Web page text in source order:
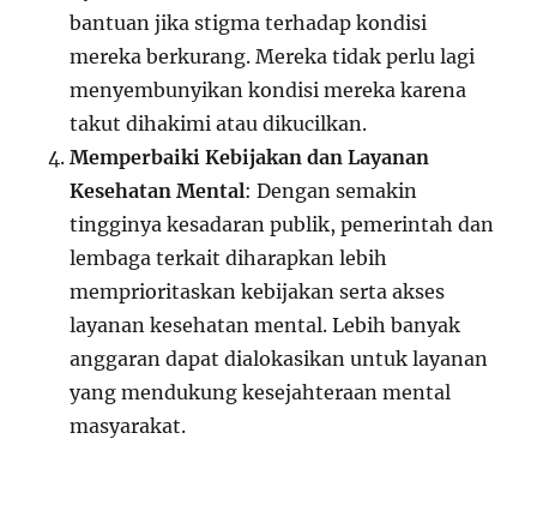
bantuan jika stigma terhadap kondisi
mereka berkurang. Mereka tidak perlu lagi
menyembunyikan kondisi mereka karena
takut dihakimi atau dikucilkan.
Memperbaiki Kebijakan dan Layanan
Kesehatan Mental: Dengan semakin
tingginya kesadaran publik, pemerintah dan
lembaga terkait diharapkan lebih
memprioritaskan kebijakan serta akses
layanan kesehatan mental. Lebih banyak
anggaran dapat dialokasikan untuk layanan
yang mendukung kesejahteraan mental
masyarakat.